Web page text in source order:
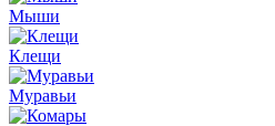
Мыши
Клещи
Муравьи